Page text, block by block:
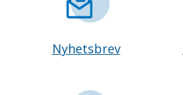
Nyhetsbrev